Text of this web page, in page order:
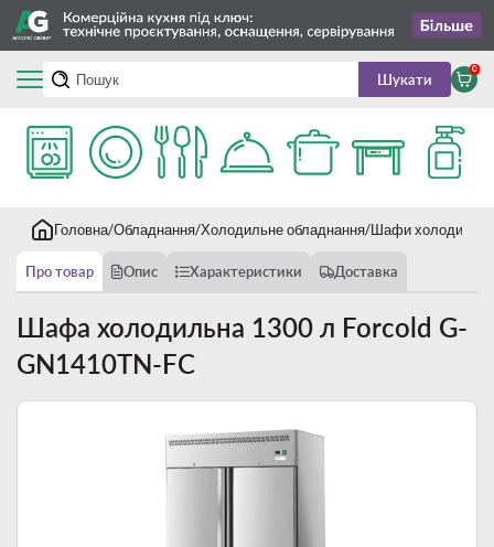
Шукати
0
Головна Обладнання Холодильне обладнання Шафи холодильні
Про товар Опис Характеристики Доставка
Шафа холодильна 1300 л Forcold G-
GN1410TN-FC